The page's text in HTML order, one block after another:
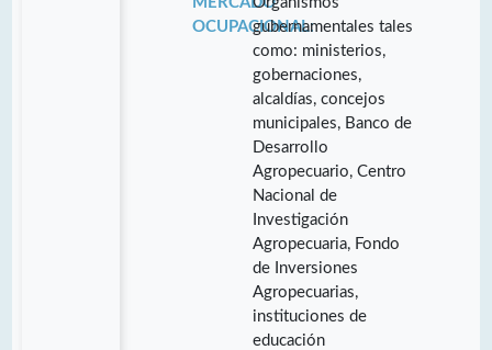
OCUPACIONAL:gubernamentales tales
como: ministerios,
gobernaciones,
alcaldías, concejos
municipales, Banco de
Desarrollo
Agropecuario, Centro
Nacional de
Investigación
Agropecuaria, Fondo
de Inversiones
Agropecuarias,
instituciones de
educación